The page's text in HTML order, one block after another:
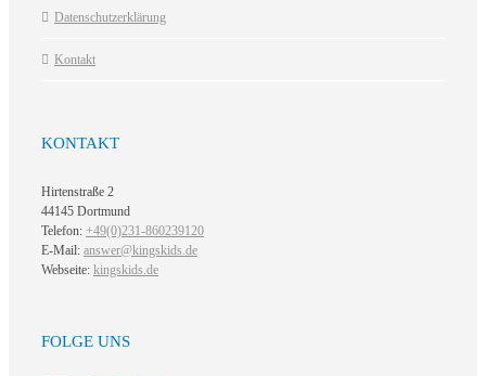
Datenschutzerklärung
Kontakt
KONTAKT
Hirtenstraße 2
44145 Dortmund
Telefon: +49(0)231-860239120
E-Mail: answer@kingskids.de
Webseite: kingskids.de
FOLGE UNS